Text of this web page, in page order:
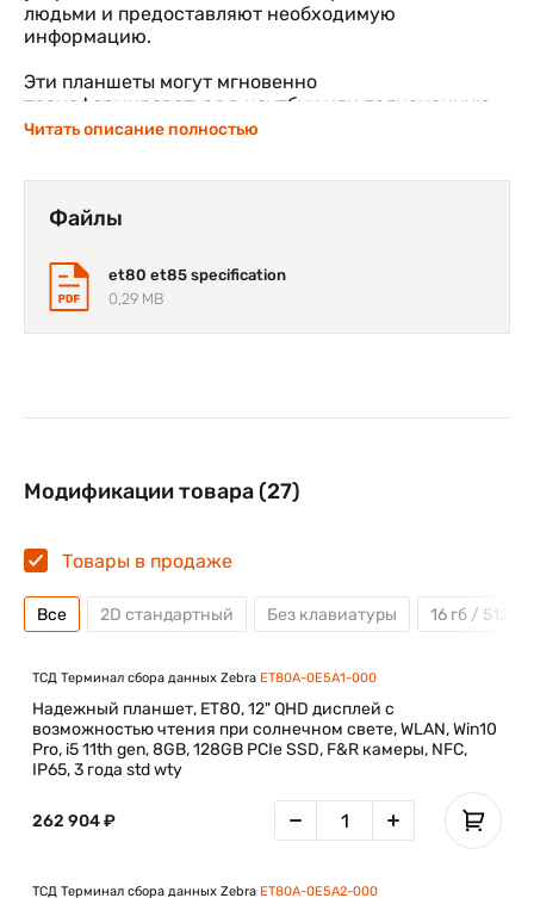
людьми и предоставляют необходимую
информацию.
Эти планшеты могут мгновенно
трансформироваться в ноутбук или полноценную
стационарную или мобильную рабочую станцию,
Читать описание полностью
Файлы
et80 et85 specification
0,29 MB
Модификации товара (27)
Товары в продаже
Все 2D стандартный Без клавиатуры 16 гб / 512 гб
ТСД Терминал сбора данных Zebra ET80A-0E5A1-000
Надежный планшет, ET80, 12" QHD дисплей с
возможностью чтения при солнечном свете, WLAN, Win10
Pro, i5 11th gen, 8GB, 128GB PCIe SSD, F&R камеры, NFC,
IP65, 3 года std wty
262 904 ₽
ТСД Терминал сбора данных Zebra ET80A-0E5A2-000